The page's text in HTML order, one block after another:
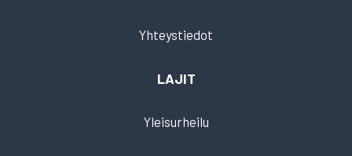
Yhteystiedot
LAJIT
Yleisurheilu